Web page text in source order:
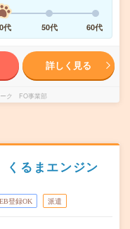
代 50代 60代
詳しく見る
ーク FO事業部
くるまエンジン
登録OK 派遣